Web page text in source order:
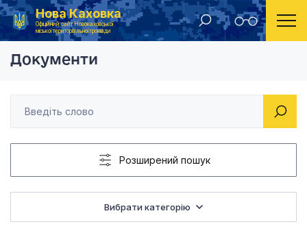
Нова Каховка
Офіційний сайт Новокаховської
міської територіальної громади
Головна Рішення Новокаховської міської ради 2018 рік Про оформлення
Документи
Розширений пошук
Вибрати категорію